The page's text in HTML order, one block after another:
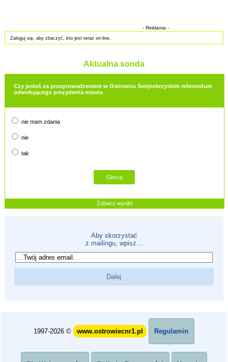
- Reklama -
Zaloguj się, aby zbaczyć, kto jest teraz on-line.
Aktualna sonda
Czy jesteś za przeprowadzeniem w Ostrowcu Świętokrzyskim referendum
odwołującego prezydenta miasta
nie mam zdania
nie
tak
Zobacz wyniki
Aby skorzystać
z mailingu, wpisz...
1997-2026 © www.ostrowiecnr1.pl Regulamin